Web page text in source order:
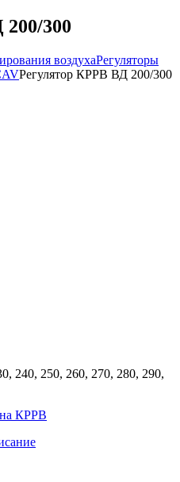
300
воздухаРегуляторы
Регулятор КРРВ ВД 200/300
240, 250, 260, 270, 280, 290,
КРРВ